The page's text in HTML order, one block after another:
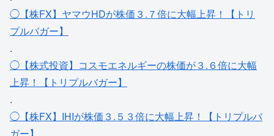
◯【株FX】ヤマウHDが株価３.７倍に大幅上昇！【トリ
プルバガー】
.
◯【株式投資】コスモエネルギーの株価が３.６倍に大幅
上昇！【トリプルバガー】
.
◯【株FX】IHIが株価３.５３倍に大幅上昇！【トリプルバ
ガー】